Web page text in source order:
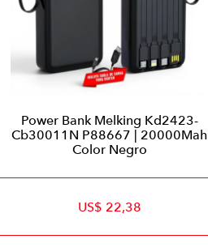
Power Bank Melking Kd2423-
Cb30011N P88667 | 20000Mah
Color Negro
US$ 22,38